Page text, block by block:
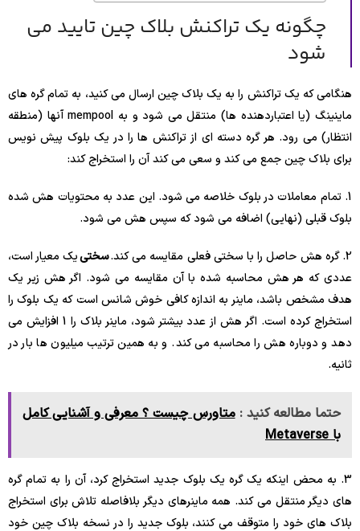
چگونه یک تراکنش بلاک چین تایید می
شود
هنگامی که یک تراکنش را به یک بلاک چین ارسال می کنید، به تمام گره های
ماینینگ (یا اعتباردهنده ها) منتقل می شود و به mempool آنها (منطقه
انتظار) می رود. هر گره دسته ای از تراکنش ها را در یک بلوک پیش نویس
برای بلاک چین جمع می کند و سعی می کند آن را استخراج کند:
1. تمام معاملات در بلوک خلاصه می شود. این عدد به محتویات هش شده
بلوک قبلی (نهایی) اضافه می شود که سپس هش می شود.
2. گره هش حاصل را با سختی فعلی مقایسه می کند. سختییک معیار است،
عددی که هر هش محاسبه شده با آن مقایسه می شود. اگر هش زیر یک
هدف مشخص باشد، ماینر به اندازه کافی خوش شانس است که یک بلوک را
استخراج کرده است. اگر هش از عدد بیشتر شود، ماینر بلاک را 1 افزایش می
دهد و دوباره هش را محاسبه می کند. و به همین ترتیب میلیون ها بار در
ثانیه.
حتما مطالعه کنید : متاورس چیست ؟ معرفی و آشنایی کامل
با Metaverse
3. به محض اینکه یک گره یک بلوک جدید استخراج کرد، آن را به تمام گره
های دیگر منتقل می کند. همه ماینرهای دیگر بلافاصله تلاش برای استخراج
بلاک های خود را متوقف می کنند، بلوک جدید را در نسخه بلاک چین خود